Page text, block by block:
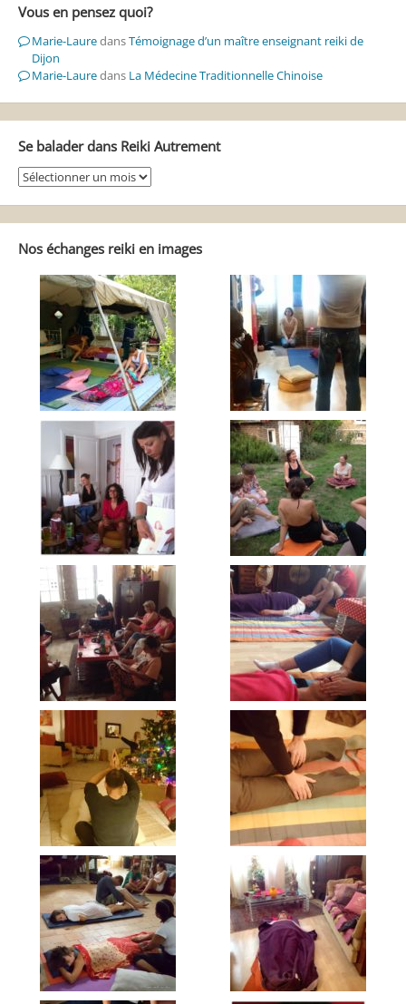
Vous en pensez quoi?
Marie-LauredansTémoignage d’un maître enseignant reiki de
Dijon
Marie-Lauredans La Médecine Traditionnelle Chinoise
Se balader dans Reiki Autrement
Se
balader
dans
Reiki
Autrement
Nos échanges reiki en images